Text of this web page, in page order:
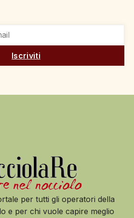
Iscriviti
per tutti gli operatori della
e per chi vuole capire meglio